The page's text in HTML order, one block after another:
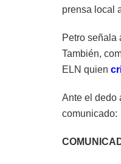
prensa local
Petro señala
También,
ELN quien
Ante el dedo
comunicado: